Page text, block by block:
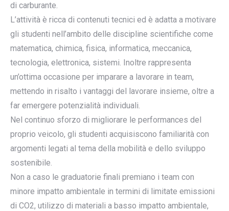
di carburante.
L’attività è ricca di contenuti tecnici ed è adatta a motivare
gli studenti nell’ambito delle discipline scientifiche come
matematica, chimica, fisica, informatica, meccanica,
tecnologia, elettronica, sistemi. Inoltre rappresenta
un’ottima occasione per imparare a lavorare in team,
mettendo in risalto i vantaggi del lavorare insieme, oltre a
far emergere potenzialità individuali.
Nel continuo sforzo di migliorare le performances del
proprio veicolo, gli studenti acquisiscono familiarità con
argomenti legati al tema della mobilità e dello sviluppo
sostenibile.
Non a caso le graduatorie finali premiano i team con
minore impatto ambientale in termini di limitate emissioni
di CO2, utilizzo di materiali a basso impatto ambientale,